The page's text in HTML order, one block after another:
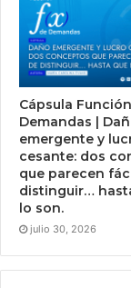
Cápsula
Demandas |
emergente y
cesante: dos
que parecen
distinguir…
lo son.
julio 30, 2026